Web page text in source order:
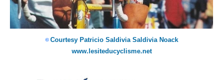
© Courtesy Patricio Saldivia Saldivia Noack
www.lesiteducyclisme.net